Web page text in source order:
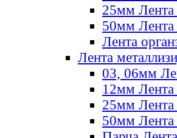
25мм Лента
50мм Лента
Лента
Лента
03, 06мм
12мм Лента
25мм Лента
50мм Лента